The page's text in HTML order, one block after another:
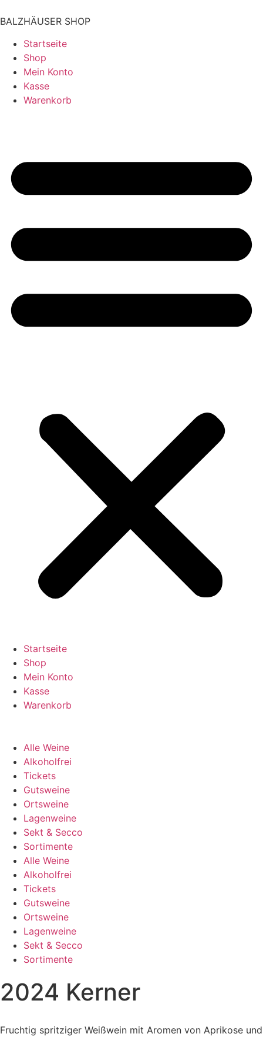
BALZHÄUSER SHOP
Startseite
Shop
Mein Konto
Kasse
Warenkorb
Startseite
Shop
Mein Konto
Kasse
Warenkorb
Alle Weine
Alkoholfrei
Tickets
Gutsweine
Ortsweine
Lagenweine
Sekt & Secco
Sortimente
Alle Weine
Alkoholfrei
Tickets
Gutsweine
Ortsweine
Lagenweine
Sekt & Secco
Sortimente
2024 Kerner
Fruchtig spritziger Weißwein mit Aromen von Aprikose und